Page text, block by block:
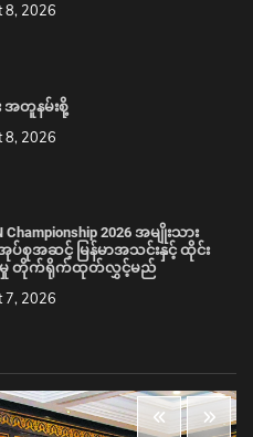
8, 2026
း အတူနမ်းစို့
8, 2026
Championship 2026 အမျိုးသား
ပ်စုအဆင့် မြန်မာအသင်းနှင့် ထိုင်း
မှု တိုက်ရိုက်ထုတ်လွှင့်မည်
7, 2026